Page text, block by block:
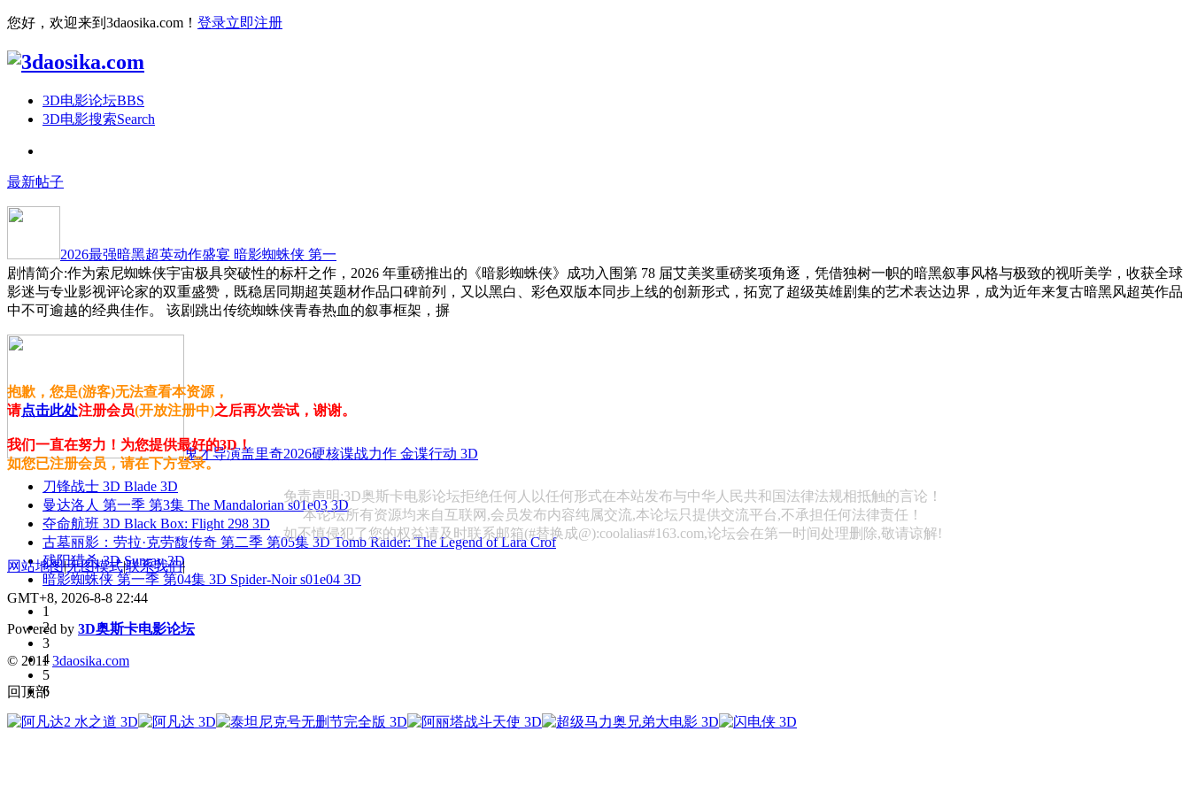
您好，欢迎来到3daosika.com！ 登录立即注册
3D电影论坛BBS
3D电影搜索Search
最新帖子
2026最强暗黑超英动作盛宴 暗影蜘蛛侠 第一
剧情简介:作为索尼蜘蛛侠宇宙极具突破性的标杆之作，2026 年重磅推出的《暗影蜘蛛侠》成功入围第 78 届艾美奖重磅奖项角逐，凭借独树一帜的暗黑叙事风格与极致的视听美学，收获全球
影迷与专业影视评论家的双重盛赞，既稳居同期超英题材作品口碑前列，又以黑白、彩色双版本同步上线的创新形式，拓宽了超级英雄剧集的艺术表达边界，成为近年来复古暗黑风超英作品
中不可逾越的经典佳作。 该剧跳出传统蜘蛛侠青春热血的叙事框架，摒
鬼才导演盖里奇2026硬核谍战力作 金谍行动 3D
刀锋战士 3D Blade 3D
曼达洛人 第一季 第3集 The Mandalorian s01e03 3D
夺命航班 3D Black Box: Flight 298 3D
古墓丽影：劳拉·克劳馥传奇 第二季 第05集 3D Tomb Raider: The Legend of Lara Crof
残阳猎杀 3D Sunray 3D
暗影蜘蛛侠 第一季 第04集 3D Spider-Noir s01e04 3D
1
2
3
4
5
6
抱歉，您是(游客)无法查看本资源，
请点击此处注册会员(开放注册中)之后再次尝试，谢谢。
我们一直在努力！为您提供最好的3D！
如您已注册会员，请在下方登录。
免责声明:3D奥斯卡电影论坛拒绝任何人以任何形式在本站发布与中华人民共和国法律法规相抵触的言论！
本论坛所有资源均来自互联网,会员发布内容纯属交流,本论坛只提供交流平台,不承担任何法律责任！
如不慎侵犯了您的权益请及时联系邮箱(#替换成@):coolalias#163.com,论坛会在第一时间处理删除,敬请谅解!
网站地图|无图模式|联系我们|
GMT+8, 2026-8-8 22:44
Powered by 3D奥斯卡电影论坛
© 20113daosika.com
回顶部